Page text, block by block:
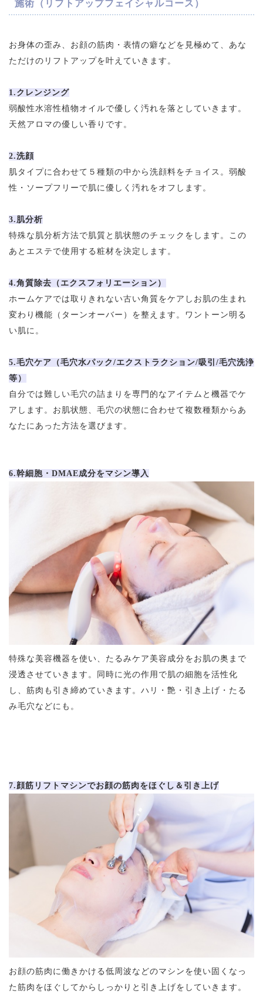
施術（リフトアップフェイシャルコース）
お身体の歪み、お顔の筋肉・表情の癖などを見極めて、あな
ただけのリフトアップを叶えていきます。
1.クレンジング
弱酸性水溶性植物オイルで優しく汚れを落としていきます。
天然アロマの優しい香りです。
2.洗顔
肌タイプに合わせて５種類の中から洗顔料をチョイス。弱酸
性・ソープフリーで肌に優しく汚れをオフします。
3.肌分析
特殊な肌分析方法で肌質と肌状態のチェックをします。この
あとエステで使用する粧材を決定します。
4.角質除去（エクスフォリエーション）
ホームケアでは取りきれない古い角質をケアしお肌の生まれ
変わり機能（ターンオーバー）を整えます。ワントーン明る
い肌に。
5.毛穴ケア（毛穴水パック/エクストラクション/吸引/毛穴洗浄
等）
自分では難しい毛穴の詰まりを専門的なアイテムと機器でケ
アします。お肌状態、毛穴の状態に合わせて複数種類からあ
なたにあった方法を選びます。
6.幹細胞・DMAE成分をマシン導入
特殊な美容機器を使い、たるみケア美容成分をお肌の奥まで
浸透させていきます。同時に光の作用で肌の細胞を活性化
し、筋肉も引き締めていきます。ハリ・艶・引き上げ・たる
み毛穴などにも。
7.顔筋リフトマシンでお顔の筋肉をほぐし＆引き上げ
お顔の筋肉に働きかける低周波などのマシンを使い固くなっ
た筋肉をほぐしてからしっかりと引き上げをしていきます。